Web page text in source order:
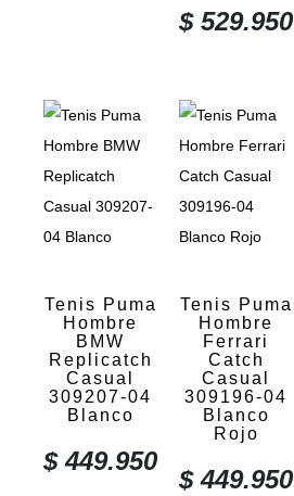
$529.950
Tenis Puma
Hombre
BMW
Replicatch
Casual
309207-04
Blanco
$449.950
Tenis Puma
Hombre
Ferrari
Catch
Casual
309196-04
Blanco
Rojo
$449.950